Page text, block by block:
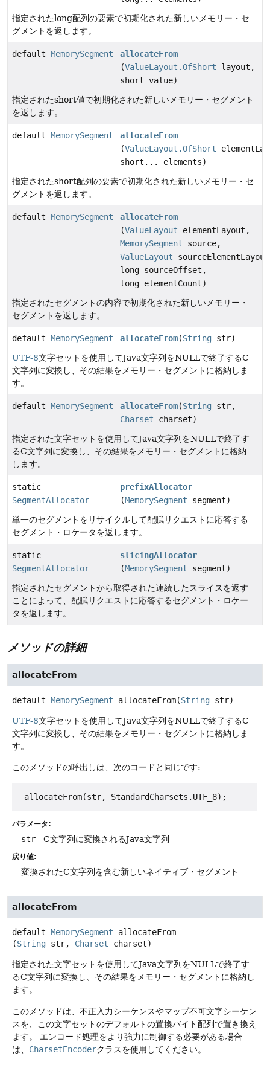
指定されたlong配列の要素で初期化された新しいメモリー・セ
グメントを返します。
default MemorySegment
allocateFrom
(ValueLayout.OfShort layout,
short value)
指定されたshort値で初期化された新しいメモリー・セグメント
を返します。
default MemorySegment
allocateFrom
(ValueLayout.OfShort
short... elements)
指定されたshort配列の要素で初期化された新しいメモリー・セ
グメントを返します。
default MemorySegment
allocateFrom
(ValueLayout elementLayout,
MemorySegment source,
ValueLayout
long sourceOffset,
long elementCount)
指定されたセグメントの内容で初期化された新しいメモリー・
セグメントを返します。
default MemorySegment allocateFrom(String str)
UTF-8文字セットを使用してJava文字列をNULLで終了するC
文字列に変換し、その結果をメモリー・セグメントに格納しま
す。
default MemorySegment allocateFrom(String str,
Charset charset)
指定された文字セットを使用してJava文字列をNULLで終了す
るC文字列に変換し、その結果をメモリー・セグメントに格納
します。
static
SegmentAllocator
prefixAllocator
(MemorySegment segment)
単一のセグメントをリサイクルして配賦リクエストに応答する
セグメント・ロケータを返します。
static
SegmentAllocator
slicingAllocator
(MemorySegment segment)
指定されたセグメントから取得された連続したスライスを返す
ことによって、配賦リクエストに応答するセグメント・ロケー
タを返します。
メソッドの詳細
allocateFrom
default MemorySegment allocateFrom(String str)
UTF-8文字セットを使用してJava文字列をNULLで終了するC
文字列に変換し、その結果をメモリー・セグメントに格納しま
す。
このメソッドの呼出しは、次のコードと同じです:
パラメータ:
str - C文字列に変換されるJava文字列
戻り値:
変換されたC文字列を含む新しいネイティブ・セグメント
allocateFrom
default MemorySegment
allocateFrom
(String str, Charset charset)
指定された文字セットを使用してJava文字列をNULLで終了す
るC文字列に変換し、その結果をメモリー・セグメントに格納し
ます。
このメソッドは、不正入力シーケンスやマップ不可文字シーケン
スを、この文字セットのデフォルトの置換バイト配列で置き換え
ます。
エンコード処理をより強力に制御する必要がある場合
は、 CharsetEncoderクラスを使用してください。